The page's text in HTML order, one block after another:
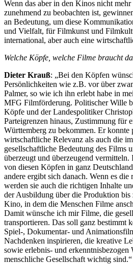
Wenn das aber in den Kinos nicht
zunehmend zu beobachten ist,
an Bedeutung, um diese
und Vielfalt, für Filmkunst und
international, aber auch eine
Welche Köpfe, welche Filme braucht
Dieter Krauß: „Bei den Köpfen
Persönlichkeiten wie z.B. vor über
Palmer, so wie ich ihn erlebt habe in
MFG Filmförderung. Politischer Wille
Köpfe und der Landespolitiker
Parteigrenzen hinaus, Zustimmung für
Württemberg zu bekommen. Er konnte
wirtschaftliche Relevanz als auch die
gesellschaftliche Bedeutung des Films
überzeugt und überzeugend vermitteln.
von diesen Köpfen in ganz
andere ergibt sich danach. Wenn es
werden sie auch die richtigen Inhalte
der Ausbildung über die Produktion
Kino, in dem die Menschen Filme
Damit wünsche ich mir Filme, die
transportieren. Das soll ganz bestimmt
Spiel-, Dokumentar- und
Nachdenken inspirieren, die kreative
sowie erlebnis- und
menschliche Gesellschaft wichtig sind.“